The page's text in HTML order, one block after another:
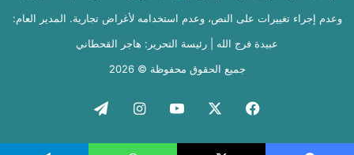
وعدم إجراء تغييرات على النص، وعدم استخدامه لأغراض تجارية. المدير العام:
عبيدة فرج الله | رئيسة التحرير: هاجر القحطاني
جميع الحقوق محفوظة © 2026
فيسبوك ‫YouTubeانستقرامتيلقرام